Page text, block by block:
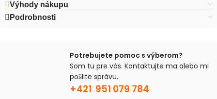
Výhody nákupu
Podrobnosti
Potrebujete pomoc s výberom?
Som tu pre vás. Kontaktujte ma alebo mi
pošlite správu.
+421 951 079 784